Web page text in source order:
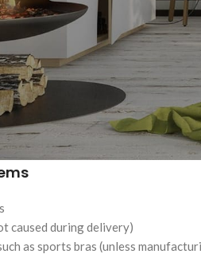
size/color was available)
and in original condition.
must remain intact.
3 days of receiving the product.
caused during delivery)
as sports bras (unless